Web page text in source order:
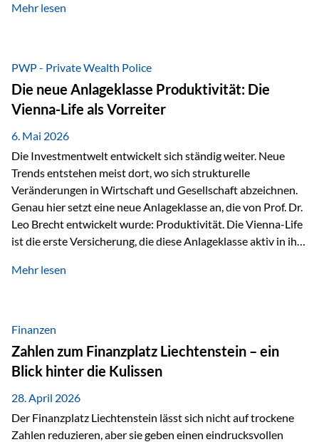
Höchstleistungen für einen guten Zweck zu erbringen. Mit
Mäder gesammelt werden konnten. Die anspruchsvolle
Strecke mit rund 4,8 Kilometern und 680 Höhenmetern
stellte die Teilnehmerinnen und Teilnehmer vor eine
sportliche Herausforderung. Doch…
Mehr lesen
PWP - Private Wealth Police
Die neue Anlageklasse Produktivität: Die
Vienna-Life als Vorreiter
6. Mai 2026
Die Investmentwelt entwickelt sich ständig weiter. Neue
Trends entstehen meist dort, wo sich strukturelle
Veränderungen in Wirtschaft und Gesellschaft abzeichnen.
Genau hier setzt eine neue Anlageklasse an, die von Prof. Dr.
Leo Brecht entwickelt wurde: Produktivität. Die Vienna-Life
ist die erste Versicherung, die diese Anlageklasse aktiv in ihre
Vorreiter. Warum auf das Thema Produktivität setzen? Die
Wirtschaftswachstum, verändern die Spielregeln für
Investoren. Produktivität adressiert genau diese
Herausforderungen, da wirtschaftliches Wachstum
langfristig durch Produktivitätssteigerung entsteht, also
durch die Fähigkeit von Unternehmen, mehr…
Mehr lesen
Finanzen
Zahlen zum Finanzplatz Liechtenstein – ein
Blick hinter die Kulissen
28. April 2026
Der Finanzplatz Liechtenstein lässt sich nicht auf trockene
Zahlen reduzieren, aber sie geben einen eindrucksvollen